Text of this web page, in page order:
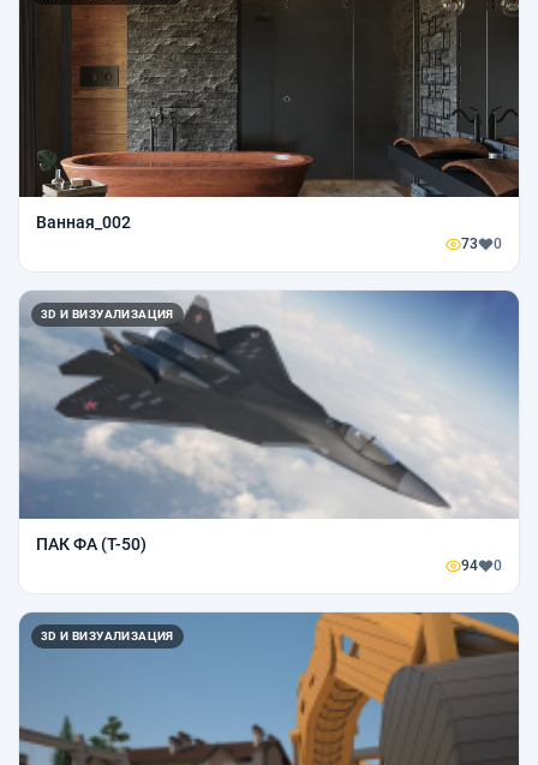
Ванная_002
73 0
3D И ВИЗУАЛИЗАЦИЯ
ПАК ФА (Т-50)
94 0
3D И ВИЗУАЛИЗАЦИЯ